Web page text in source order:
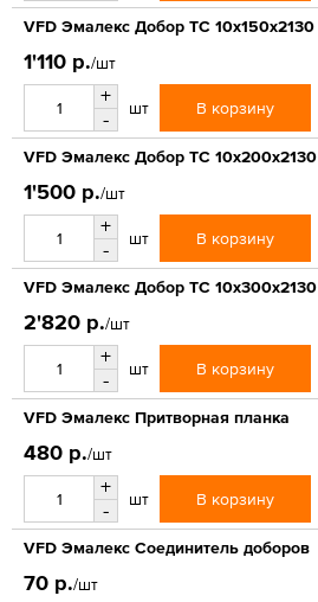
VFD Эмалекс Добор ТС 10x150x2130
1'110 р./шт
+
-
шт В корзину
VFD Эмалекс Добор ТС 10x200x2130
1'500 р./шт
+
-
шт В корзину
VFD Эмалекс Добор ТС 10x300x2130
2'820 р./шт
+
-
шт В корзину
VFD Эмалекс Притворная планка
480 р./шт
+
-
шт В корзину
VFD Эмалекс Соединитель доборов
70 р./шт